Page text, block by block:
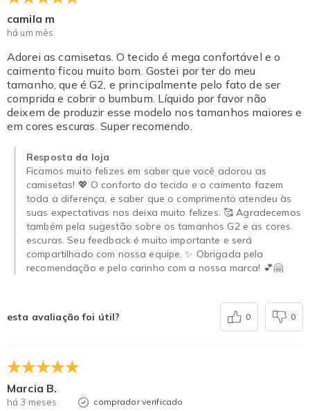
camila m
há um mês
Adorei as camisetas. O tecido é mega confortável e o
caimento ficou muito bom. Gostei por ter do meu
tamanho, que é G2, e principalmente pelo fato de ser
comprida e cobrir o bumbum. Líquido por favor não
deixem de produzir esse modelo nos tamanhos maiores e
em cores escuras. Super recomendo.
Resposta da loja
Ficamos muito felizes em saber que você adorou as
camisetas! 💖 O conforto do tecido e o caimento fazem
toda a diferença, e saber que o comprimento atendeu às
suas expectativas nos deixa muito felizes. 🥰 Agradecemos
também pela sugestão sobre os tamanhos G2 e as cores
escuras. Seu feedback é muito importante e será
compartilhado com nossa equipe. ✨ Obrigada pela
recomendação e pelo carinho com a nossa marca! 💕🤗
esta avaliação foi útil? 0 0
Marcia B.
há 3 meses comprador verificado